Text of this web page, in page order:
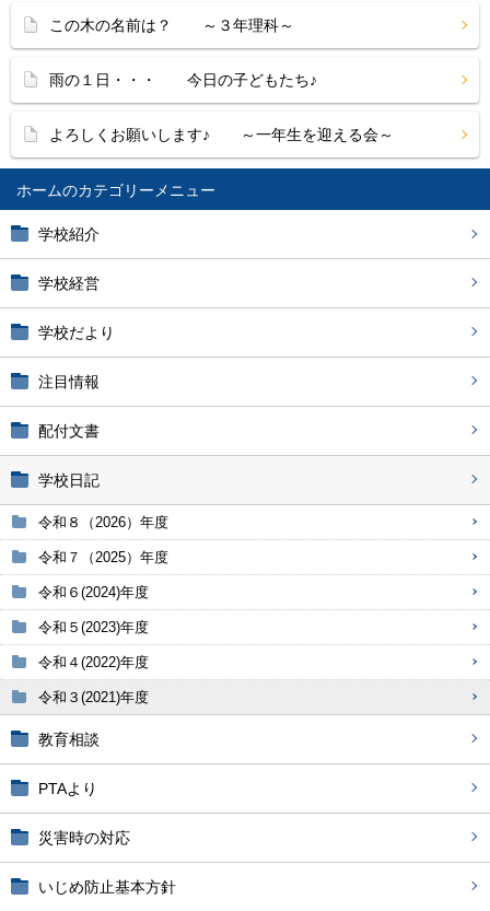
ホーム
学校紹介
学校経営
学校だより
注目情報
配付文書
学校日記
令和８（2026）年度
令和７（2025）年度
令和６(2024)年度
令和５(2023)年度
令和４(2022)年度
令和３(2021)年度
教育相談
PTAより
災害時の対応
いじめ防止基本方針
この木の名前は？ ～３年理科～
雨の１日・・・ 今日の子どもたち♪
よろしくお願いします♪ ～一年生を迎える会～